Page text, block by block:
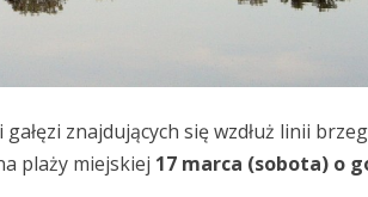
znajdujących się wzdłuż linii
plaży miejskiej 17 marca (sobota) o